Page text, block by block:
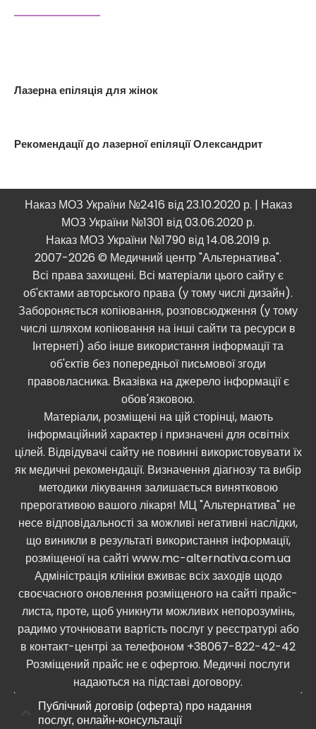
Лазерна епіляція для жінок
Рекомендації до лазерної епіляції Олександрит
Наказ МОЗ України №2416 від 23.10.2020 р. | Наказ
МОЗ України №1301 від 03.06.2020 р.
Наказ МОЗ України №1790 від 14.08.2019 р.
2007-2026 © Медичний центр "Альтернатива".
Всі права захищені. Всі матеріали цього сайту є
об'єктами авторського права (у тому числі дизайн).
Забороняється копіювання, розповсюдження (у тому
числі шляхом копіювання на інші сайти та ресурси в
Інтернеті) або інше використання інформації та
об'єктів без попередньої письмової згоди
правовласника. Вказівка ​​на джерело інформації є
обов'язковою.
Матеріали, розміщені на цій сторінці, мають
інформаційний характер і призначені для освітніх
цілей. Відвідувачі сайту не повинні використовувати їх
як медичні рекомендації. Визначення діагнозу та вибір
методики лікування залишається винятковою
прерогативою вашого лікаря! МЦ "Альтернатива" не
несе відповідальності за можливі негативні наслідки,
що виникли в результаті використання інформації,
розміщеної на сайті www.mc-alternativa.com.ua
Адміністрація клініки вживає всіх заходів щодо
своєчасного оновлення розміщеного на сайті прайс-
листа, проте, щоб уникнути можливих непорозумінь,
радимо уточнювати вартість послуг у реєстратурі або
в контакт-центрі за телефоном +38067-822-42-42
Розміщений прайс не є офертою. Медичні послуги
надаються на підставі договору.
Публічний договір (оферта) про надання
послуг, онлайн-консультації